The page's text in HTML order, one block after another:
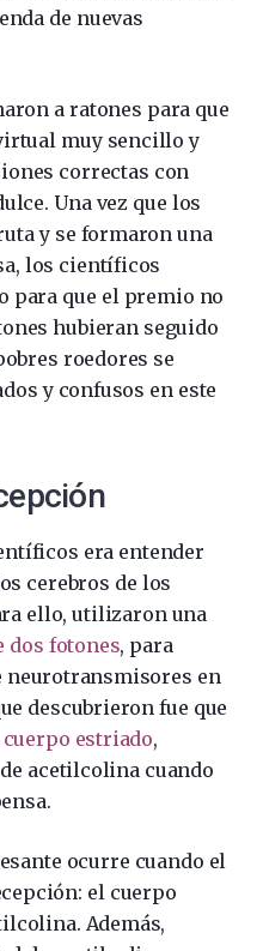
de nuevas
a ratones para que
muy sencillo y
correctas con
Una vez que los
y se formaron una
los científicos
que el premio no
hubieran seguido
roedores se
y confusos en este
era entender
cerebros de los
ello, utilizaron una
dos fotones, para
en
descubrieron fue que
cuerpo estriado,
acetilcolina cuando
ocurre cuando el
el cuerpo
Además,